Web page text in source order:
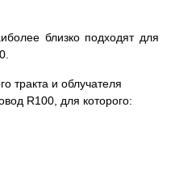
близко подходят для
тракта и облучателя
R100, для которого: